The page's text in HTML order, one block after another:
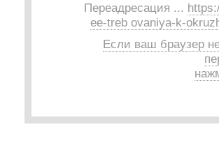
Переадресация ...
ee-treb ovaniya-k-
Если ваш браузер